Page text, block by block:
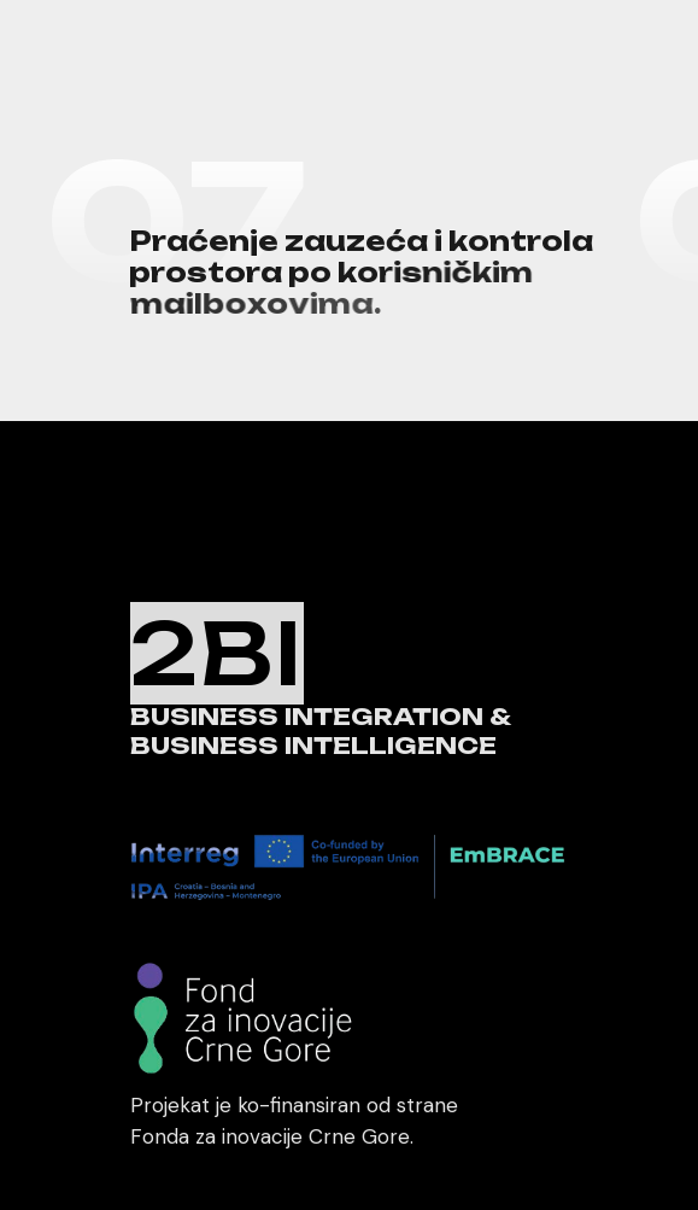
07
Praćenje zauzeća i kontrola
prostora po korisničkim
mailboxovima.
2BI
BUSINESS INTEGRATION &
BUSINESS INTELLIGENCE
Projekat je ko-finansiran od strane
Fonda za inovacije Crne Gore.